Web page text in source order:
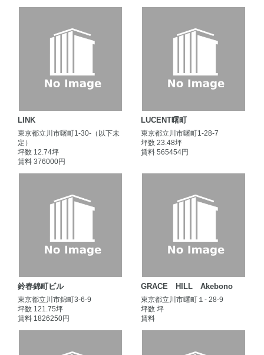
LINK
東京都立川市曙町1-30-（以下未
定）
坪数 12.74坪
賃料 376000円
LUCENT曙町
東京都立川市曙町1-28-7
坪数 23.48坪
賃料 565454円
鈴春錦町ビル
東京都立川市錦町3-6-9
坪数 121.75坪
賃料 1826250円
GRACE HILL Akebono
東京都立川市曙町１- 28-9
坪数 坪
賃料